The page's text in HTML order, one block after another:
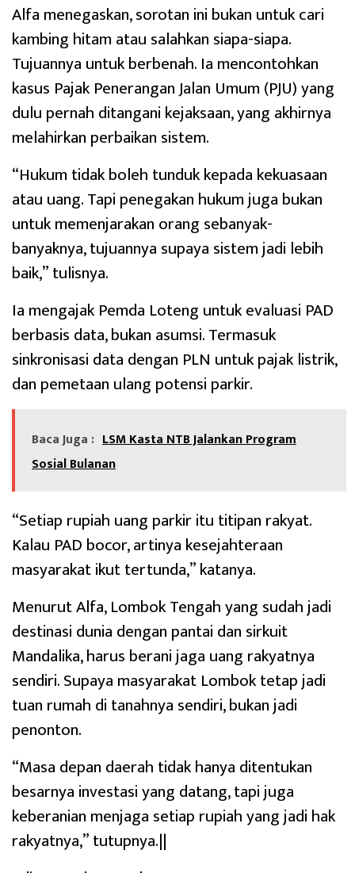
Alfa menegaskan, sorotan ini bukan untuk cari
kambing hitam atau salahkan siapa-siapa.
Tujuannya untuk berbenah. Ia mencontohkan
kasus Pajak Penerangan Jalan Umum (PJU) yang
dulu pernah ditangani kejaksaan, yang akhirnya
melahirkan perbaikan sistem.
“Hukum tidak boleh tunduk kepada kekuasaan
atau uang. Tapi penegakan hukum juga bukan
untuk memenjarakan orang sebanyak-
banyaknya, tujuannya supaya sistem jadi lebih
baik,” tulisnya.
Ia mengajak Pemda Loteng untuk evaluasi PAD
berbasis data, bukan asumsi. Termasuk
sinkronisasi data dengan PLN untuk pajak listrik,
dan pemetaan ulang potensi parkir.
Baca Juga : LSM Kasta NTB Jalankan Program
Sosial Bulanan
“Setiap rupiah uang parkir itu titipan rakyat.
Kalau PAD bocor, artinya kesejahteraan
masyarakat ikut tertunda,” katanya.
Menurut Alfa, Lombok Tengah yang sudah jadi
destinasi dunia dengan pantai dan sirkuit
Mandalika, harus berani jaga uang rakyatnya
sendiri. Supaya masyarakat Lombok tetap jadi
tuan rumah di tanahnya sendiri, bukan jadi
penonton.
“Masa depan daerah tidak hanya ditentukan
besarnya investasi yang datang, tapi juga
keberanian menjaga setiap rupiah yang jadi hak
rakyatnya,” tutupnya.||